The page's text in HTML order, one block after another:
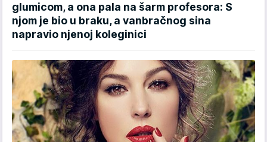
glumicom, a ona pala na šarm profesora: S
njom je bio u braku, a vanbračnog sina
napravio njenoj koleginici